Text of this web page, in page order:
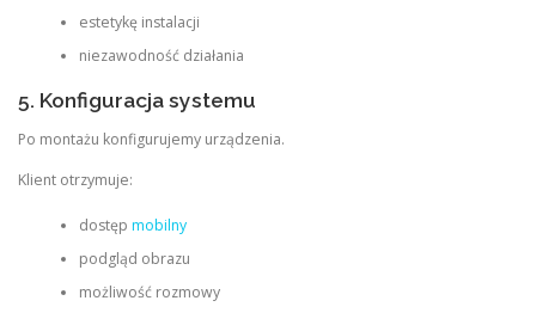
estetykę instalacji
niezawodność działania
5. Konfiguracja systemu
Po montażu konfigurujemy urządzenia.
Klient otrzymuje:
dostęp mobilny
podgląd obrazu
możliwość rozmowy